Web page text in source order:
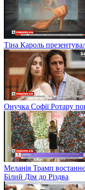
Тіна Кароль
Онучка Софії Ротару
Меланія Трамп
Білий Дім до Різдва